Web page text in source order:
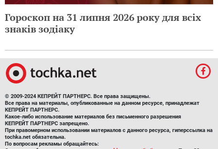
Гороскоп на 31 липня 2026 року для всіх
знаків зодіаку
© 2009-2024 КЕПРЕЙТ ПАРТНЕРС. Все права защищены.
Все права на материалы, опубликованные на данном ресурсе, принадлежат
КЕПРЕЙТ ПАРТНЕРС.
Какое-либо использование материалов без письменного разрешения
КЕПРЕЙТ ПАРТНЕРС запрещено.
При правомерном использовании материалов с данного ресурса, гиперссылка на
tochka.net обязательна.
По вопросам рекламы обращайтесь: